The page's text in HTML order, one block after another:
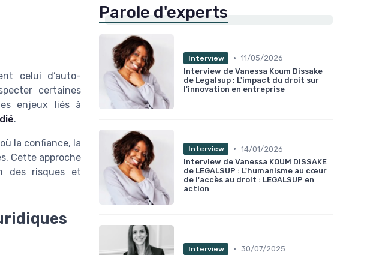
celui d’auto-
certaines
enjeux liés à
.
la confiance, la
Cette approche
des risques et
Parole d'experts
Interview • 11/05/2026
Interview de Vanessa Koum Dissake
de Legalsup : L'impact du droit sur
l'innovation en entreprise
Interview • 14/01/2026
Interview de Vanessa KOUM DISSAKE
de LEGALSUP : L'humanisme au cœur
de l'accès au droit : LEGALSUP en
action
Interview • 30/07/2025